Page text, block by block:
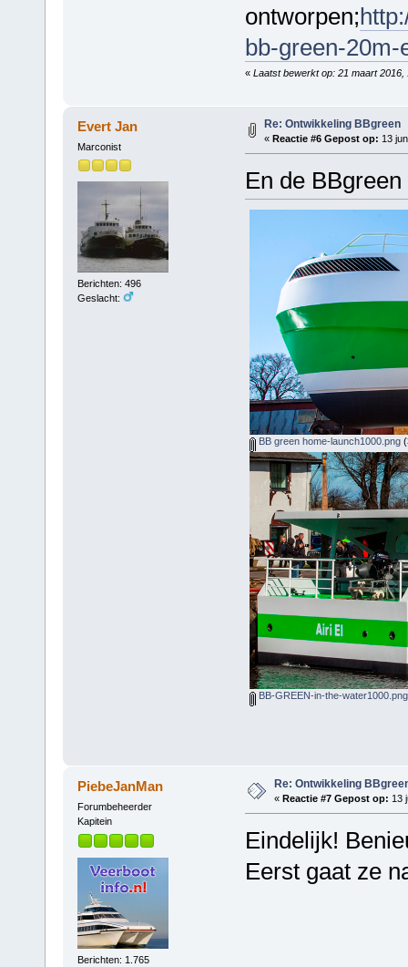
ontworpen;
bb-green-
« Laatst bewerkt op: 21 maart
Evert Jan
Marconist
Berichten: 496
Geslacht:
Re: Ontwikkeling BBgreen
« Reactie #6 Gepost op: 13
En de
BB green home-launch1000.png
BB-GREEN-in-the-water1000.png
PiebeJanMan
Forumbeheerder
Kapitein
Berichten: 1.765
Re: Ontwikkeling
« Reactie #7 Gepost op: 13
Eindelijk!
Eerst gaat ze